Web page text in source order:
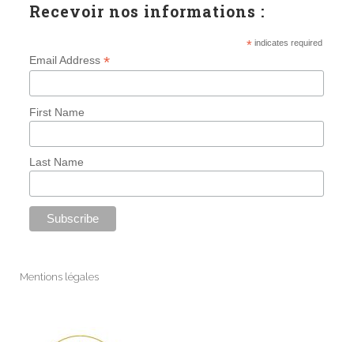
Recevoir nos informations :
*indicates required
Email Address *
First Name
Last Name
Mentions légales